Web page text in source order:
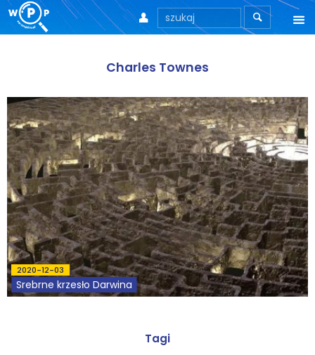

Motto
Aktualności
Teksty
Wprowadzenie
Artykuły
Krytyka teorii ID
Wybór tekstów
 
Charles Townes
2020-12-03
Srebrne krzesło Darwina
Tagi